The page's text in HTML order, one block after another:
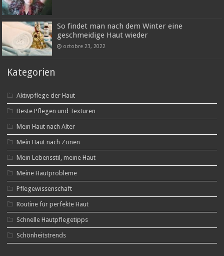
So findet man nach dem Winter eine
geschmeidige Haut wieder
octobre 23, 2022
Kategorien
Aktivpflege der Haut
Beste Pflegen und Texturen
Mein Haut nach Alter
Mein Haut nach Zonen
Mein Lebensstil, meine Haut
Meine Hautprobleme
Pflegewissenschaft
Routine für perfekte Haut
Schnelle Hautpflegetipps
Schönheitstrends